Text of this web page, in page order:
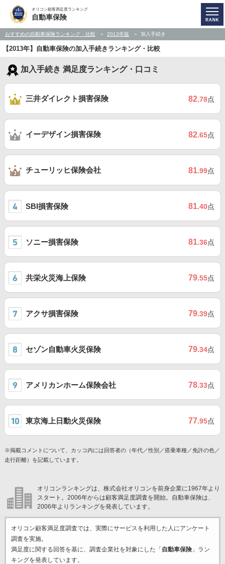
オリコン顧客満足度ランキング
自動車保険
おすすめの自動車保険ランキング・比較 2013年版 加入手続き
【2013年】自動車保険の加入手続きランキング・比較
加入手続き 満足度ランキング・口コミ
三井ダイレクト損害保険 82.78点
イーデザイン損害保険 82.65点
チューリッヒ保険会社 81.99点
SBI損害保険 81.40点
ソニー損害保険 81.36点
共栄火災海上保険 79.55点
アクサ損害保険 79.39点
セゾン自動車火災保険 79.34点
アメリカンホーム保険会社 78.33点
東京海上日動火災保険 77.95点
※掲載コメントについて、カッコ内には回答者の（年代／性別／搭乗車種／免許の色／
走行距離）を記載しています。
オリコンランキングは、株式会社オリコンを前身企業に1967年より
スタート。2006年からは顧客満足度調査を開始。自動車保険は、
2006年よりランキングを発表しています。
オリコン顧客満足度調査では、実際にサービスを利用した 人にアンケート
調査を実施。
満足度に関する回答を基に、調査企業社を対象にした「 自動車保険」ラン
キングを発表しています。